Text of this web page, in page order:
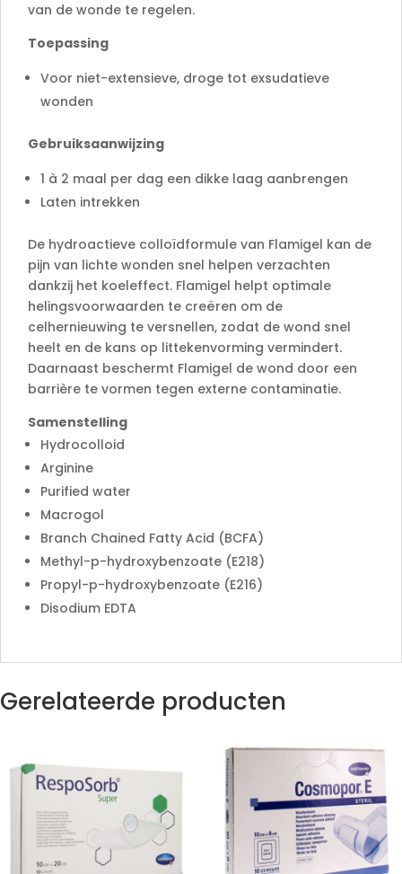
van de wonde te regelen.
Toepassing
Voor niet-extensieve, droge tot exsudatieve
wonden
Gebruiksaanwijzing
1 à 2 maal per dag een dikke laag aanbrengen
Laten intrekken
De hydroactieve colloïdformule van Flamigel kan de
pijn van lichte wonden snel helpen verzachten
dankzij het koeleffect. Flamigel helpt optimale
helingsvoorwaarden te creëren om de
celhernieuwing te versnellen, zodat de wond snel
heelt en de kans op littekenvorming vermindert.
Daarnaast beschermt Flamigel de wond door een
barrière te vormen tegen externe contaminatie.
Samenstelling
Hydrocolloid
Arginine
Purified water
Macrogol
Branch Chained Fatty Acid (BCFA)
Methyl-p-hydroxybenzoate (E218)
Propyl-p-hydroxybenzoate (E216)
Disodium EDTA
Gerelateerde producten